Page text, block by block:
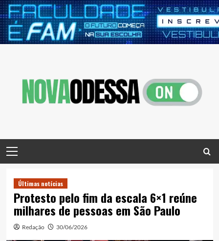
Menu
Últimas notícias
Protesto pelo fim da escala 6×1 reúne
milhares de pessoas em São Paulo
Redação 30/06/2026